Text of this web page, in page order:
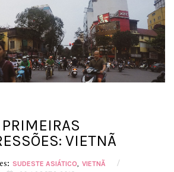
PRIMEIRAS
VIETNÃ
SUDESTE ASIÁTICO VIETNÃ /